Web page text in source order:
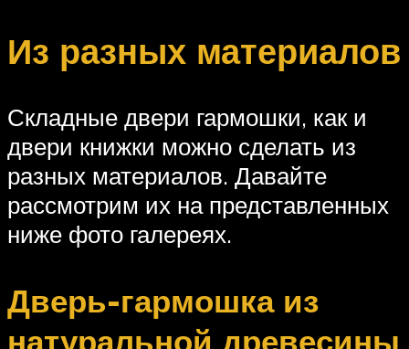
Из разных материалов
Складные двери гармошки, как и
двери книжки можно сделать из
разных материалов. Давайте
рассмотрим их на представленных
ниже фото галереях.
Дверь-гармошка из
натуральной древесины